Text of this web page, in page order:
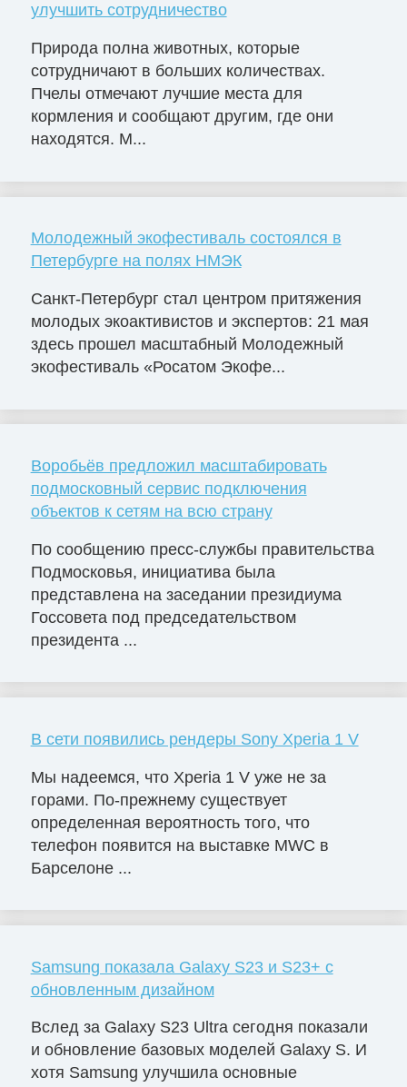
улучшить сотрудничество
Природа полна животных, которые
сотрудничают в больших количествах.
Пчелы отмечают лучшие места для
кормления и сообщают другим, где они
находятся. М...
Молодежный экофестиваль состоялся в
Петербурге на полях НМЭК
Санкт-Петербург стал центром притяжения
молодых экоактивистов и экспертов: 21 мая
здесь прошел масштабный Молодежный
экофестиваль «Росатом Экофе...
Воробьёв предложил масштабировать
подмосковный сервис подключения
объектов к сетям на всю страну
По сообщению пресс-службы правительства
Подмосковья, инициатива была
представлена на заседании президиума
Госсовета под председательством
президента ...
В сети появились рендеры Sony Xperia 1 V
Мы надеемся, что Xperia 1 V уже не за
горами. По-прежнему существует
определенная вероятность того, что
телефон появится на выставке MWC в
Барселоне ...
Samsung показала Galaxy S23 и S23+ с
обновленным дизайном
Вслед за Galaxy S23 Ultra сегодня показали
и обновление базовых моделей Galaxy S. И
хотя Samsung улучшила основные